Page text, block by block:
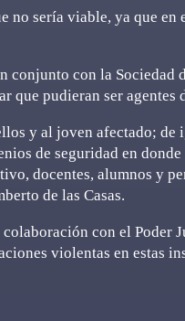
sería viable, ya que en
con la Sociedad
que pudieran ser
y al joven afectado; de
de seguridad en
docentes, alumnos y
de las Casas.
con el Poder
violentas en estas